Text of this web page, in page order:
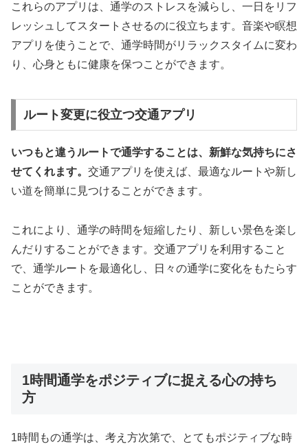
これらのアプリは、通学のストレスを減らし、一日をリフ
レッシュしてスタートさせるのに役立ちます。 音楽や瞑想
アプリを使うことで、通学時間がリラックスタイムに変わ
り、心身ともに健康を保つことができます。
ルート変更に役立つ交通アプリ
いつもと違うルートで通学することは、新鮮な気持ちにさ
せてくれます。 交通アプリを使えば、最適なルートや新し
い道を簡単に見つけることができます。
これにより、通学の時間を短縮したり、新しい景色を楽し
んだりすることができます。 交通アプリを利用すること
で、通学ルートを最適化し、日々の通学に変化をもたらす
ことができます。
1時間通学をポジティブに捉える心の持ち
方
1時間もの通学は、考え方次第で、とてもポジティブな時